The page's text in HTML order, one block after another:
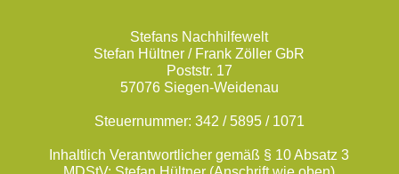
Stefans Nachhilfewelt
Stefan Hültner / Frank Zöller GbR
Poststr. 17
57076 Siegen-Weidenau
Steuernummer: 342 / 5895 / 1071
Inhaltlich Verantwortlicher gemäß § 10 Absatz 3